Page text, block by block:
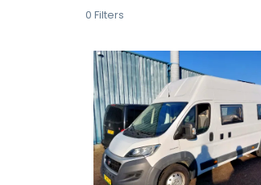
0 Filters
Vorige